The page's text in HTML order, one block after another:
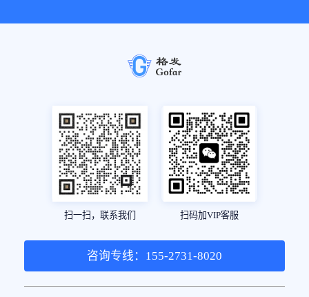
扫一扫，联系我们 扫码加VIP客服
咨询专线：155-2731-8020